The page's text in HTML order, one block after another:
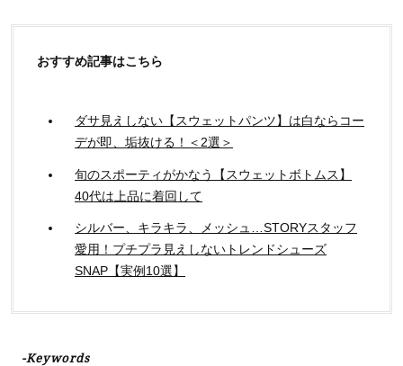
おすすめ記事はこちら
ダサ見えしない【スウェットパンツ】は白ならコー
デが即、垢抜ける！＜2選＞
旬のスポーティがかなう【スウェットボトムス】
40代は上品に着回して
シルバー、キラキラ、メッシュ…STORYスタッフ
愛用！プチプラ見えしないトレンドシューズ
SNAP【実例10選】
-Keywords